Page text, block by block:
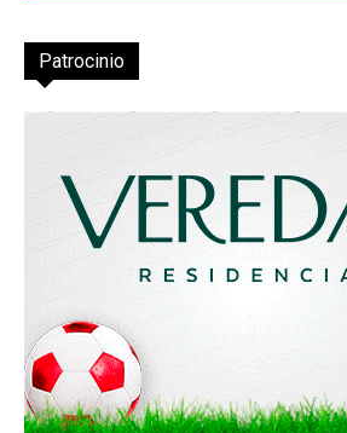
Patrocinio